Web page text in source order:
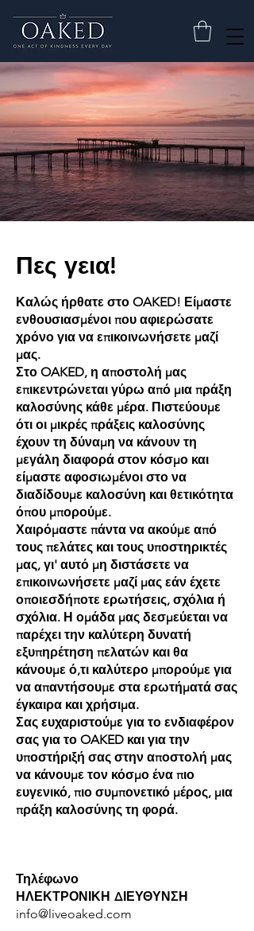
Πες γεια!
Καλώς ήρθατε στο OAKED! Είμαστε
ενθουσιασμένοι που αφιερώσατε
χρόνο για να επικοινωνήσετε μαζί
μας.
Στο OAKED, η αποστολή μας
επικεντρώνεται γύρω από μια πράξη
καλοσύνης κάθε μέρα. Πιστεύουμε
ότι οι μικρές πράξεις καλοσύνης
έχουν τη δύναμη να κάνουν τη
μεγάλη διαφορά στον κόσμο και
είμαστε αφοσιωμένοι στο να
διαδίδουμε καλοσύνη και θετικότητα
όπου μπορούμε.
Χαιρόμαστε πάντα να ακούμε από
τους πελάτες και τους υποστηρικτές
μας, γι' αυτό μη διστάσετε να
επικοινωνήσετε μαζί μας εάν έχετε
οποιεσδήποτε ερωτήσεις, σχόλια ή
σχόλια. Η ομάδα μας δεσμεύεται να
παρέχει την καλύτερη δυνατή
εξυπηρέτηση πελατών και θα
κάνουμε ό,τι καλύτερο μπορούμε για
να απαντήσουμε στα ερωτήματά σας
έγκαιρα και χρήσιμα.
Σας ευχαριστούμε για το ενδιαφέρον
σας για το OAKED και για την
υποστήριξή σας στην αποστολή μας
να κάνουμε τον κόσμο ένα πιο
ευγενικό, πιο συμπονετικό μέρος, μια
πράξη καλοσύνης τη φορά.
Τηλέφωνο
ΗΛΕΚΤΡΟΝΙΚΗ ΔΙΕΥΘΥΝΣΗ
info@liveoaked.com